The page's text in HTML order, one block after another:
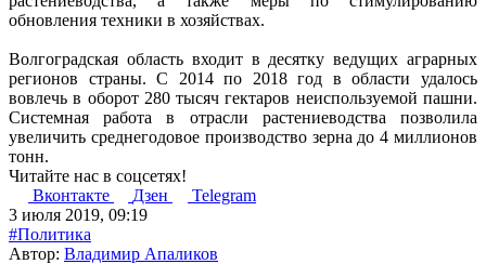
обновления техники в хозяйствах.
Волгоградская область входит в десятку ведущих аграрных
регионов страны. С 2014 по 2018 год в области удалось
вовлечь в оборот 280 тысяч гектаров неиспользуемой пашни.
Системная работа в отрасли растениеводства позволила
увеличить среднегодовое производство зерна до 4 миллионов
тонн.
Читайте нас в соцсетях!
Вконтакте
Дзен
Telegram
3 июля 2019, 09:19
#Политика
Автор: Владимир Апаликов